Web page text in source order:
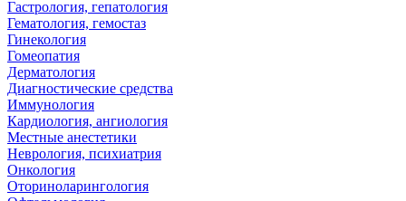
Гастрология, гепатология
Гематология, гемостаз
Гинекология
Гомеопатия
Дерматология
Диагностические средства
Иммунология
Кардиология, ангиология
Местные анестетики
Неврология, психиатрия
Онкология
Оториноларингология